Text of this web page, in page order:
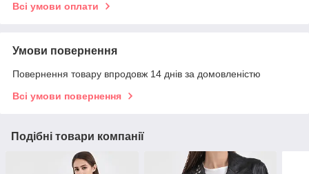
Всі умови оплати
Умови повернення
Повернення товару впродовж 14 днів за домовленістю
Всі умови повернення
Подібні товари компанії